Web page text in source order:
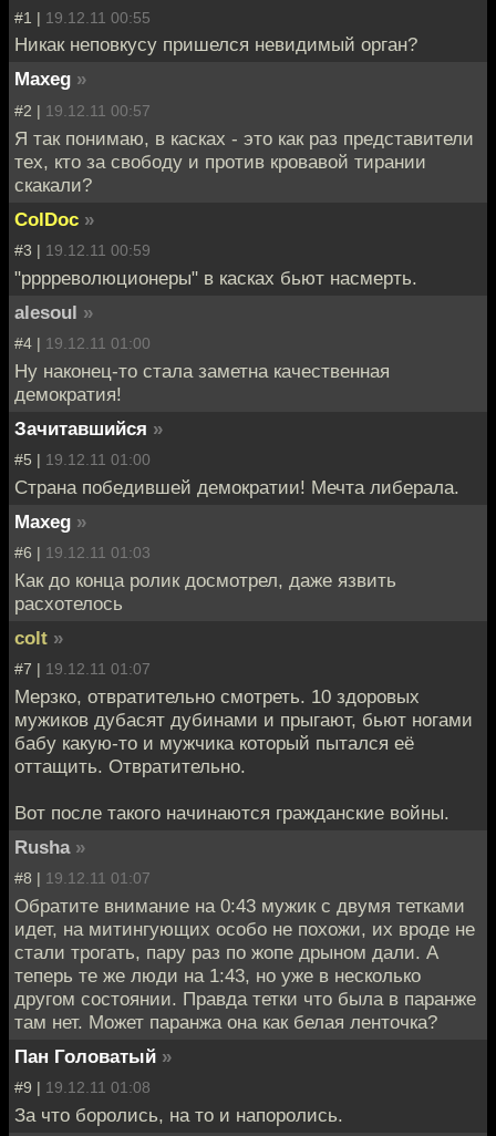
#1 | 19.12.11 00:55
Никак неповкусу пришелся невидимый орган?
Maxeg »
#2 | 19.12.11 00:57
Я так понимаю, в касках - это как раз представители
тех, кто за свободу и против кровавой тирании
скакали?
ColDoc »
#3 | 19.12.11 00:59
"рррреволюционеры" в касках бьют насмерть.
alesoul »
#4 | 19.12.11 01:00
Ну наконец-то стала заметна качественная
демократия!
Зачитавшийся »
#5 | 19.12.11 01:00
Страна победившей демократии! Мечта либерала.
Maxeg »
#6 | 19.12.11 01:03
Как до конца ролик досмотрел, даже язвить
расхотелось
colt »
#7 | 19.12.11 01:07
Мерзко, отвратительно смотреть. 10 здоровых
мужиков дубасят дубинами и прыгают, бьют ногами
бабу какую-то и мужчика который пытался её
оттащить. Отвратительно.
Вот после такого начинаются гражданские войны.
Rusha »
#8 | 19.12.11 01:07
Обратите внимание на 0:43 мужик с двумя тетками
идет, на митингующих особо не похожи, их вроде не
стали трогать, пару раз по жопе дрыном дали. А
теперь те же люди на 1:43, но уже в несколько
другом состоянии. Правда тетки что была в паранже
там нет. Может паранжа она как белая ленточка?
Пан Головатый »
#9 | 19.12.11 01:08
За что боролись, на то и напоролись.